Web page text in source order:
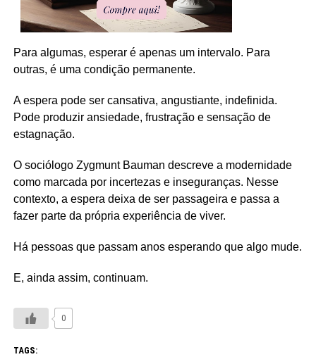
Para algumas, esperar é apenas um intervalo. Para
outras, é uma condição permanente.
A espera pode ser cansativa, angustiante, indefinida.
Pode produzir ansiedade, frustração e sensação de
estagnação.
O sociólogo Zygmunt Bauman descreve a modernidade
como marcada por incertezas e inseguranças. Nesse
contexto, a espera deixa de ser passageira e passa a
fazer parte da própria experiência de viver.
Há pessoas que passam anos esperando que algo mude.
E, ainda assim, continuam.
0
TAGS: